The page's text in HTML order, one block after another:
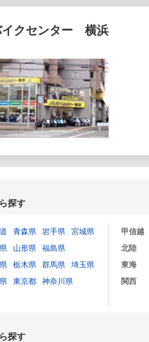
イクセンター 横浜
探す
青森県 岩手県
宮城県
山形県
福島県
栃木県 群馬県
埼玉県
東京都 神奈川県
甲信越
北陸
東海
関西
探す